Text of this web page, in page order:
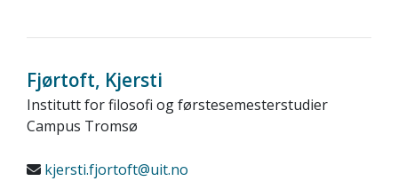
Fjørtoft, Kjersti
Institutt for filosofi og førstesemesterstudier
Campus Tromsø
kjersti.fjortoft@uit.no